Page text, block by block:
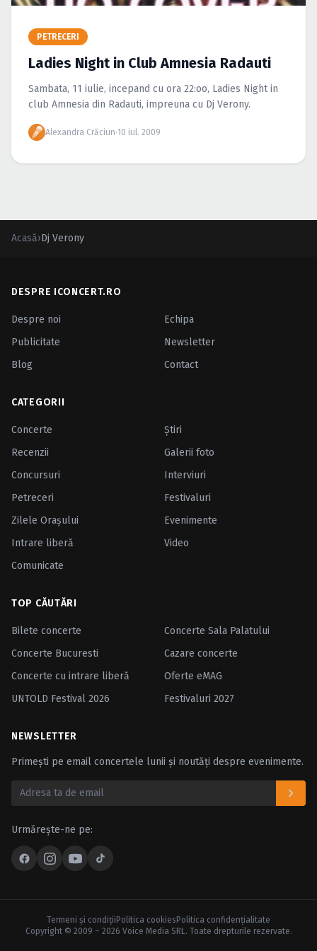
Caută în site...
PETRECERI
Ladies Night in Club Amnesia Radauti
Sambata, 11 iulie, incepand cu ora 22:oo, Ladies Night in
club Amnesia din Radauti, impreuna cu Dj Verony.
Alexandra Crăciun·10 iul. 2009
Acasă›Dj Verony
DESPRE ICONCERT.RO
Despre noi
Echipa
Publicitate
Newsletter
Blog
Contact
CATEGORII
Concerte
Ştiri
Recenzii
Galerii foto
Concursuri
Interviuri
Petreceri
Festivaluri
Zilele Oraşului
Evenimente
Intrare liberă
Video
Comunicate
TOP CĂUTĂRI
Bilete concerte
Concerte Sala Palatului
Concerte Bucuresti
Cazare concerte
Concerte cu intrare liberă
Oferte eMAG
UNTOLD Festival 2026
Festivaluri 2027
NEWSLETTER
Primești pe email concertele lunii și noutăți despre evenimente.
Urmărește-ne pe:
Termeni şi condiţii Politica cookies Politica confidenţialitate
Copyright © 2009 – 2026 Voice Media SRL. Toate drepturile rezervate.